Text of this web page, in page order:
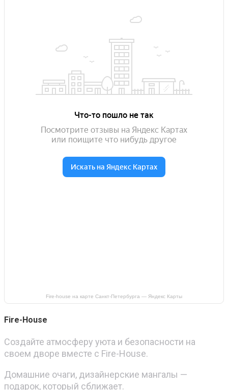
Fire-house на карте Санкт‑Петербурга — Яндекс Карты
Fire-House
Создайте атмосферу уюта и безопасности на
своем дворе вместе с Fire-House.
Домашние очаги, дизайнерские мангалы —
подарок, который сближает.